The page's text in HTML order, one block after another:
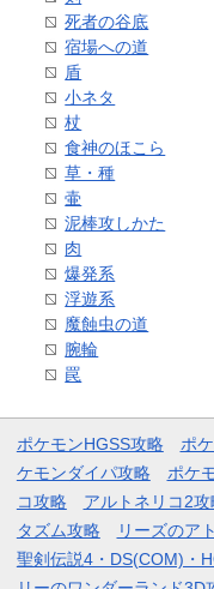
死者の谷底
宿場への道
盾
小ネタ
杖
食神のほこら
草・種
壷
泥棒攻しかた
肉
爆発系
浮遊系
魔蝕虫の道
腕輪
罠
ポケモンHGSS攻略 ポ
ケモンダイパ攻略
ポケ
コ攻略
アルトネリコ2攻
タズム攻略
リーズのア
聖剣伝説4・DS(COM)・